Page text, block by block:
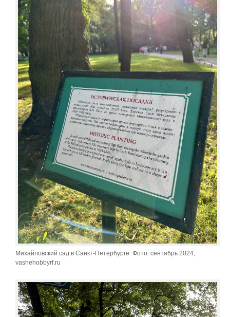
Михайловский сад в Санкт-Петербурге. Фото: сентябрь 2024,
vashehobbyrf.ru